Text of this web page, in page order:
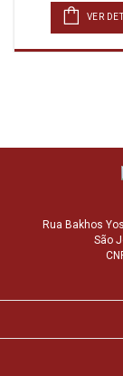
VER
Rua Bakhos
São